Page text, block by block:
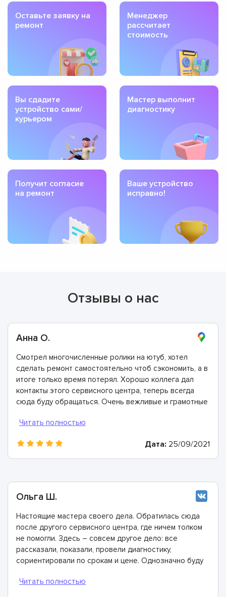
Оставьте заявку на
ремонт
Менеджер
рассчитает
стоимость
Вы сдадите
устройство сами/
курьером
Мастер выполнит
диагностику
Получит согласие
на ремонт
Ваше устройство
исправно!
Отзывы о нас
Анна О.
Смотрел многочисленные ролики на ютуб, хотел
сделать ремонт самостоятельно чтоб сэкономить, а в
итоге только время потерял. Хорошо коллега дал
контакты этого сервисного центра, теперь всегда
сюда буду обращаться. Очень вежливые и грамотные
гарантию.
Дата: 25/09/2021
Ольга Ш.
Настоящие мастера своего дела. Обратилась сюда
после другого сервисного центра, где ничем толком
не помогли. Здесь – совсем другое дело: все
рассказали, показали, провели диагностику,
сориентировали по срокам и цене. Однозначно буду